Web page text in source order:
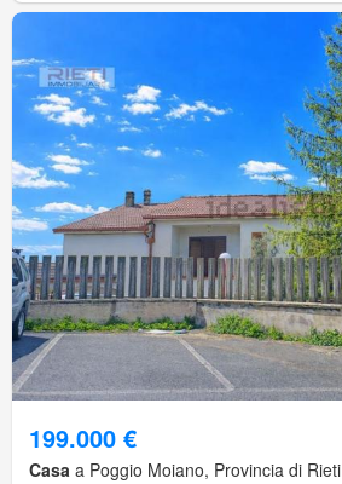
199.000 €
Casa a Poggio Moiano, Provincia di Rieti